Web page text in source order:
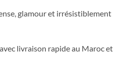
glamour et irrésistiblement
livraison rapide au Maroc et